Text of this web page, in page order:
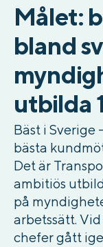
Målet:
bland
utbilda
Bäst i Sverige
bästa
Det är
ambitiös
på
arbetssätt.
chefer gått